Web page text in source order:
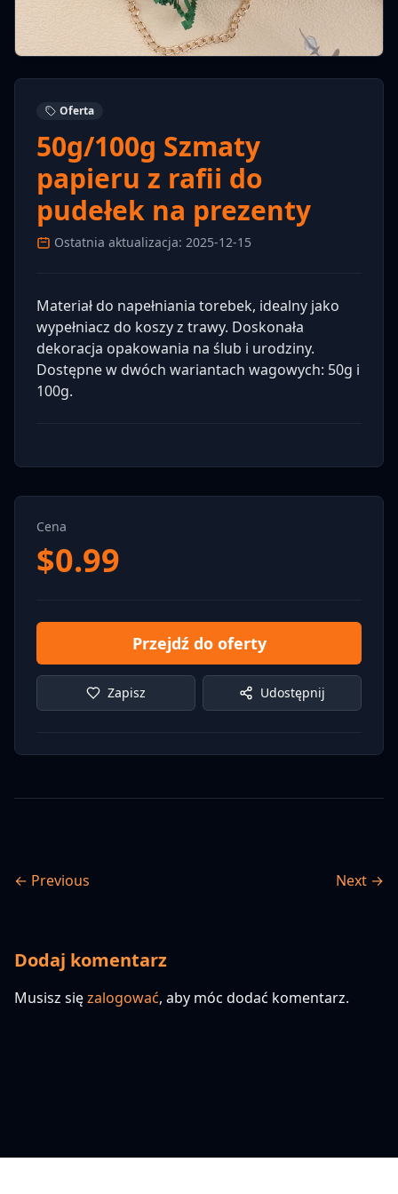
Oferta
50g/100g Szmaty
papieru z rafii do
pudełek na prezenty
Ostatnia aktualizacja: 2025-12-15
Materiał do napełniania torebek, idealny jako
wypełniacz do koszy z trawy. Doskonała
dekoracja opakowania na ślub i urodziny.
Dostępne w dwóch wariantach wagowych: 50g i
100g.
Cena
$0.99
Przejdź do oferty
Zapisz Udostępnij
← Previous Next →
Dodaj komentarz
Musisz sięzalogować, aby móc dodać komentarz.